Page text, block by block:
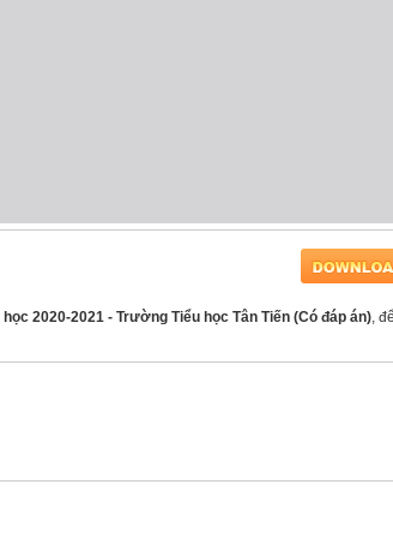
2020-2021 - Trường Tiểu học Tân Tiến (Có đáp án),